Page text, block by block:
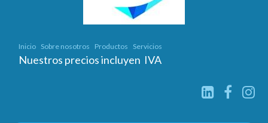
Inicio Sobre nosotros Productos Servicios
Nuestros precios incluyen IVA